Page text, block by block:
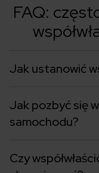
FAQ:
Jak ustanowić
Jak pozbyć się
samochodu?
Czy